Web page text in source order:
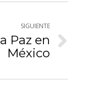
SIGUIENTE
Paz en
México